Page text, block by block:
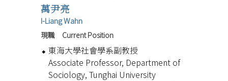
萬尹亮
I-Liang Wahn
現職 Current Position
東海大學社會學系副教授
Associate Professor, Department of
Sociology, Tunghai University